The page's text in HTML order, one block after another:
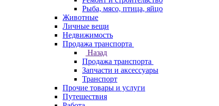
Рыба, мясо, птица, яйцо
Животные
Личные вещи
Недвижимость
Продажа транспорта
Назад
Продажа транспорта
Запчасти и аксессуары
Транспорт
Прочие товары и услуги
Путешествия